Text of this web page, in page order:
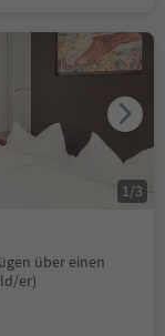
über einen
er)
1 /3